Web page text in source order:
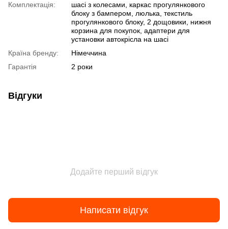
Комплектація:
шасі з колесами, каркас прогулянкового
блоку з бампером, люлька, текстиль
прогулянкового блоку, 2 дощовики, нижня
корзина для покупок, адаптери для
установки автокрісла на шасі
Країна бренду:
Німеччина
Гарантія
2 роки
Відгуки
Додайте перший відгук
Написати відгук